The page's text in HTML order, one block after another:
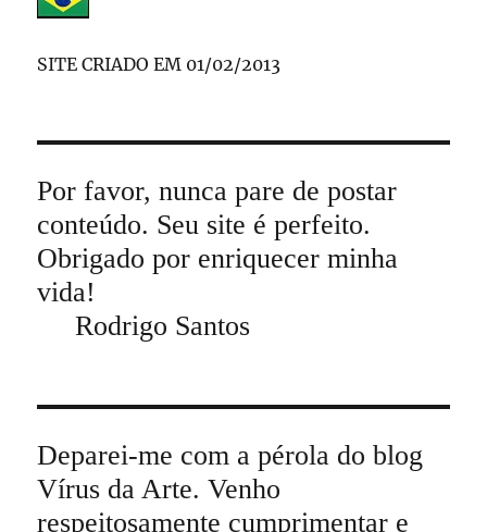
SITE CRIADO EM 01/02/2013
Por favor, nunca pare de postar
conteúdo. Seu site é perfeito.
Obrigado por enriquecer minha
vida!
Rodrigo Santos
Deparei-me com a pérola do blog
Vírus da Arte. Venho
respeitosamente cumprimentar e